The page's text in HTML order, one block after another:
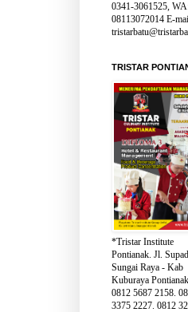
0341-3061525,
08113072014 E-
TRISTAR
*Tristar Institute
Pontianak. Jl.
Sungai Raya - Kab
Kuburaya
0812 5687 2158.
3375 2227. 0812